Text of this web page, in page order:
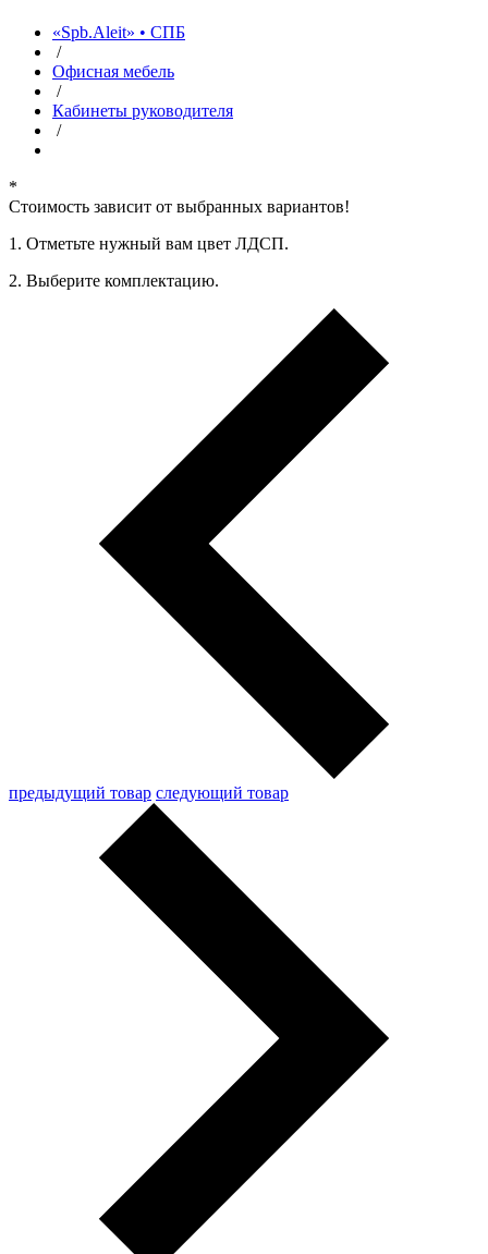
«Spb.Aleit» • СПБ
/
Офисная мебель
/
Кабинеты руководителя
/
*
Стоимость зависит от выбранных вариантов!
1. Oтметьте нужный вам цвет ЛДСП.
2. Выберите комплектацию.
предыдущий товар следующий товар